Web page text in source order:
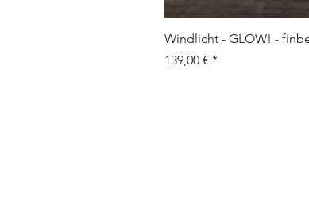
Windlicht - GLOW! -
Preis
139,00 €